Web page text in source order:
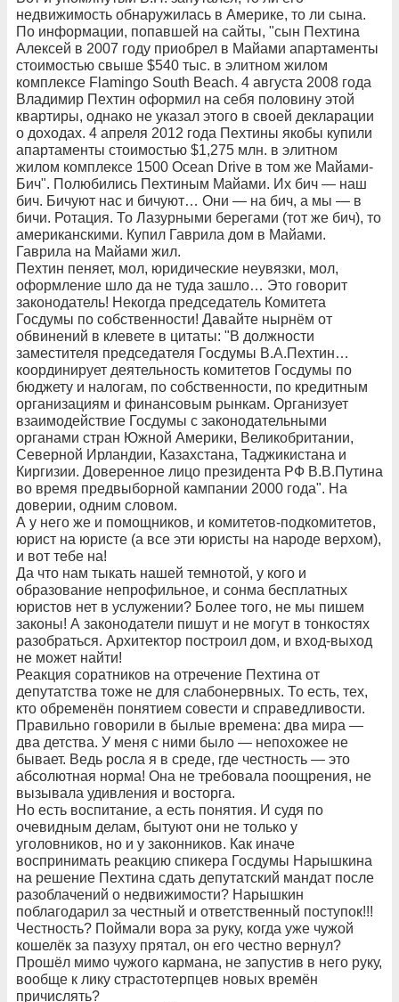
недвижимость обнаружилась в Америке, то ли сына.
По информации, попавшей на сайты, "сын Пехтина
Алексей в 2007 году приобрел в Майами апартаменты
стоимостью свыше $540 тыс. в элитном жилом
комплексе Flamingo South Beach. 4 августа 2008 года
Владимир Пехтин оформил на себя половину этой
квартиры, однако не указал этого в своей декларации
о доходах. 4 апреля 2012 года Пехтины якобы купили
апартаменты стоимостью $1,275 млн. в элитном
жилом комплексе 1500 Ocean Drive в том же Майами-
Бич". Полюбились Пехтиным Майами. Их бич — наш
бич. Бичуют нас и бичуют… Они — на бич, а мы — в
бичи. Ротация. То Лазурными берегами (тот же бич), то
американскими. Купил Гаврила дом в Майами.
Гаврила на Майами жил.
Пехтин пеняет, мол, юридические неувязки, мол,
оформление шло да не туда зашло… Это говорит
законодатель! Некогда председатель Комитета
Госдумы по собственности! Давайте нырнём от
обвинений в клевете в цитаты: "В должности
заместителя председателя Госдумы В.А.Пехтин…
координирует деятельность комитетов Госдумы по
бюджету и налогам, по собственности, по кредитным
организациям и финансовым рынкам. Организует
взаимодействие Госдумы с законодательными
органами стран Южной Америки, Великобритании,
Северной Ирландии, Казахстана, Таджикистана и
Киргизии. Доверенное лицо президента РФ В.В.Путина
во время предвыборной кампании 2000 года". На
доверии, одним словом.
А у него же и помощников, и комитетов-подкомитетов,
юрист на юристе (а все эти юристы на народе верхом),
и вот тебе на!
Да что нам тыкать нашей темнотой, у кого и
образование непрофильное, и сонма бесплатных
юристов нет в услужении? Более того, не мы пишем
законы! А законодатели пишут и не могут в тонкостях
разобраться. Архитектор построил дом, и вход-выход
не может найти!
Реакция соратников на отречение Пехтина от
депутатства тоже не для слабонервных. То есть, тех,
кто обременён понятием совести и справедливости.
Правильно говорили в былые времена: два мира —
два детства. У меня с ними было — непохожее не
бывает. Ведь росла я в среде, где честность — это
абсолютная норма! Она не требовала поощрения, не
вызывала удивления и восторга.
Но есть воспитание, а есть понятия. И судя по
очевидным делам, бытуют они не только у
уголовников, но и у законников. Как иначе
воспринимать реакцию спикера Госдумы Нарышкина
на решение Пехтина сдать депутатский мандат после
разоблачений о недвижимости? Нарышкин
поблагодарил за честный и ответственный поступок!!!
Честность? Поймали вора за руку, когда уже чужой
кошелёк за пазуху прятал, он его честно вернул?
Прошёл мимо чужого кармана, не запустив в него руку,
вообще к лику страстотерпцев новых времён
причислять?